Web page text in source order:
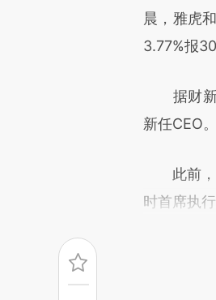
[https://
成，可能
晨，雅虎
3.77%报
据财新
新任CEO
此前，
时首席执